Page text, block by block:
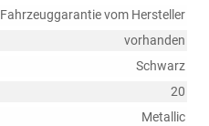
Fahrzeuggarantie vom Hersteller
vorhanden
Schwarz
20
Metallic